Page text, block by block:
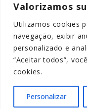
Valorizamos
Utilizamos cookies
navegação, exibir
personalizado e
“Aceitar todos”,
cookies.
Personalizar
2023 © Copyright.